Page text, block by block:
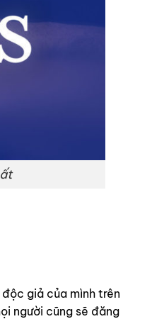
giả của mình trên
người cũng sẽ đăng